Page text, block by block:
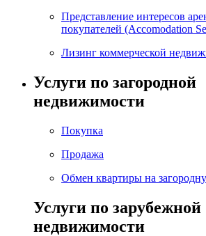
Представление интересов
покупателей (Accomodation
Лизинг коммерческой
Услуги по загородной
недвижимости
Покупка
Продажа
Обмен квартиры на
Услуги по зарубежной
недвижимости